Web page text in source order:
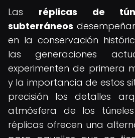
Las réplicas de
subterráneos
en la conservación
las generaciones
experimenten de primera
y la importancia de estos
precisión los detalles
atmósfera de los
réplicas ofrecen una